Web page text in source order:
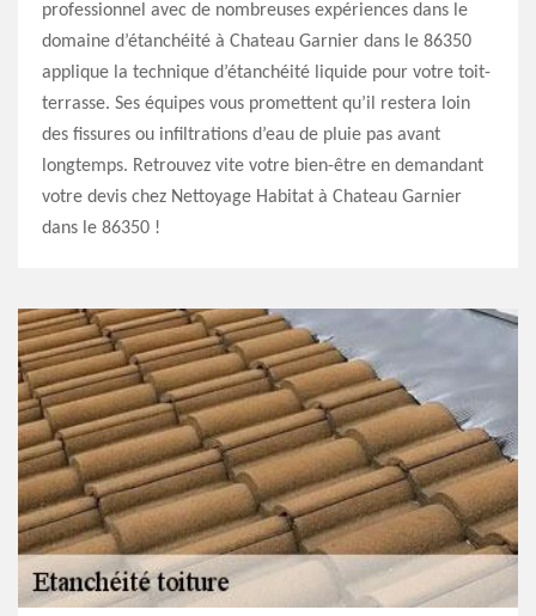
professionnel avec de nombreuses expériences dans le
domaine d’étanchéité à Chateau Garnier dans le 86350
applique la technique d’étanchéité liquide pour votre toit-
terrasse. Ses équipes vous promettent qu’il restera loin
des fissures ou infiltrations d’eau de pluie pas avant
longtemps. Retrouvez vite votre bien-être en demandant
votre devis chez Nettoyage Habitat à Chateau Garnier
dans le 86350 !